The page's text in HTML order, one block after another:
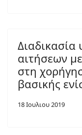
Διαδικασία
αιτήσεων
στη
βασικής
18 Ιουλιου 2019